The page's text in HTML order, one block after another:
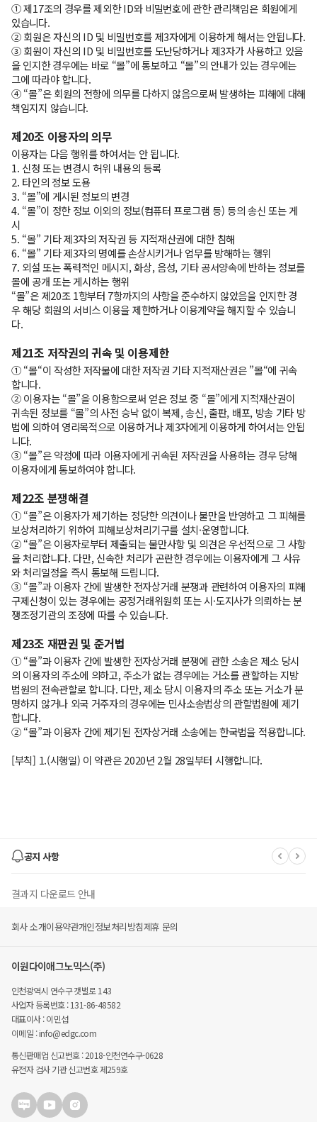
① 제17조의 경우를 제외한 ID와 비밀번호에 관한 관리책임은 회원에게
있습니다.
② 회원은 자신의 ID 및 비밀번호를 제3자에게 이용하게 해서는 안됩니다.
③ 회원이 자신의 ID 및 비밀번호를 도난당하거나 제3자가 사용하고 있음
을 인지한 경우에는 바로 “몰”에 통보하고 “몰”의 안내가 있는 경우에는
그에 따라야 합니다.
④ “몰”은 회원의 전항에 의무를 다하지 않음으로써 발생하는 피해에 대해
책임지지 않습니다.
제20조 이용자의 의무
이용자는 다음 행위를 하여서는 안 됩니다.
1. 신청 또는 변경시 허위 내용의 등록
2. 타인의 정보 도용
3. “몰”에 게시된 정보의 변경
4. “몰”이 정한 정보 이외의 정보(컴퓨터 프로그램 등) 등의 송신 또는 게
시
5. “몰” 기타 제3자의 저작권 등 지적재산권에 대한 침해
6. “몰” 기타 제3자의 명예를 손상시키거나 업무를 방해하는 행위
7. 외설 또는 폭력적인 메시지, 화상, 음성, 기타 공서양속에 반하는 정보를
몰에 공개 또는 게시하는 행위
“몰”은 제20조 1항부터 7항까지의 사항을 준수하지 않았음을 인지한 경
우 해당 회원의 서비스 이용을 제한하거나 이용계약을 해지할 수 있습니
다.
제21조 저작권의 귀속 및 이용제한
① “몰“이 작성한 저작물에 대한 저작권 기타 지적재산권은 ”몰“에 귀속
합니다.
② 이용자는 “몰”을 이용함으로써 얻은 정보 중 “몰”에게 지적재산권이
귀속된 정보를 “몰”의 사전 승낙 없이 복제, 송신, 출판, 배포, 방송 기타 방
법에 의하여 영리목적으로 이용하거나 제3자에게 이용하게 하여서는 안됩
니다.
③ “몰”은 약정에 따라 이용자에게 귀속된 저작권을 사용하는 경우 당해
이용자에게 통보하여야 합니다.
제22조 분쟁해결
① “몰”은 이용자가 제기하는 정당한 의견이나 불만을 반영하고 그 피해를
보상처리하기 위하여 피해보상처리기구를 설치·운영합니다.
② “몰”은 이용자로부터 제출되는 불만사항 및 의견은 우선적으로 그 사항
을 처리합니다. 다만, 신속한 처리가 곤란한 경우에는 이용자에게 그 사유
와 처리일정을 즉시 통보해 드립니다.
③ “몰”과 이용자 간에 발생한 전자상거래 분쟁과 관련하여 이용자의 피해
구제신청이 있는 경우에는 공정거래위원회 또는 시·도지사가 의뢰하는 분
쟁조정기관의 조정에 따를 수 있습니다.
제23조 재판권 및 준거법
① “몰”과 이용자 간에 발생한 전자상거래 분쟁에 관한 소송은 제소 당시
의 이용자의 주소에 의하고, 주소가 없는 경우에는 거소를 관할하는 지방
법원의 전속관할로 합니다. 다만, 제소 당시 이용자의 주소 또는 거소가 분
명하지 않거나 외국 거주자의 경우에는 민사소송법상의 관할법원에 제기
합니다.
② “몰”과 이용자 간에 제기된 전자상거래 소송에는 한국법을 적용합니다.
[부칙] 1.(시행일) 이 약관은 2020년 2월 28일부터 시행합니다.
공지 사항
결과지 다운로드 안내
유후 멤버스 몰 폐지 안내
유후(YouWho) 사이트' EDGC 종합몰' 변경 안내
회사 소개이용약관개인정보처리방침제휴 문의
이원다이애그노믹스(주)
인천광역시 연수구 갯벌로 143
사업자 등록번호 : 131-86-48582
대표이사 : 이민섭
이메일 : info@edgc.com
통신판매업 신고번호 : 2018-인천연수구-0628
유전자 검사 기관 신고번호 제259호